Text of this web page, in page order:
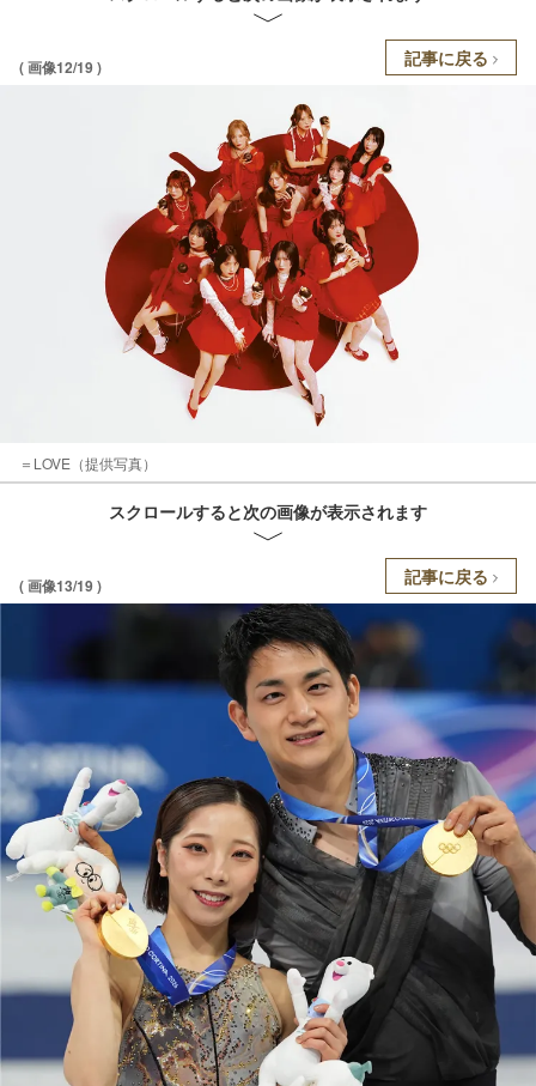
( 画像12/19 ) 記事に戻る
＝LOVE（提供写真）
スクロールすると次の画像が表示されます
( 画像13/19 ) 記事に戻る